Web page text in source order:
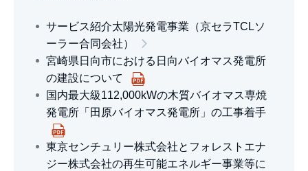
サービス紹介太陽光発電事業（京セラTCLソ
ーラー合同会社）
宮崎県日向市における日向バイオマス発電所
の建設について
国内最大級112,000kWの木質バイオマス専焼
発電所「田原バイオマス発電所」の工事着手
東京センチュリー株式会社とフォレストエナ
ジー株式会社の再生可能エネルギー事業等に